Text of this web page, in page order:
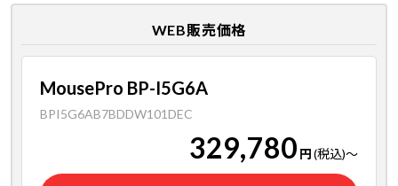
WEB販売価格
MousePro BP-I5G6A
BPI5G6AB7BDDW101DEC
329,780 円(税込)～